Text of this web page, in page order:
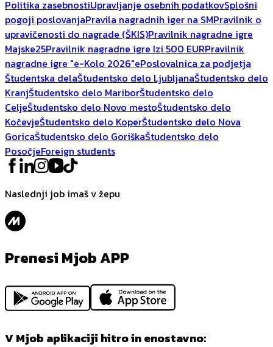
Politika zasebnostiUpravljanje osebnih podatkovSplošni
pogoji poslovanjaPravila nagradnih iger na SMPravilnik o
upravičenosti do nagrade (ŠKIS)Pravilnik nagradne igre
Majske25Pravilnik nagradne igre Izi 500 EURPravilnik
nagradne igre "e-Kolo 2026"ePoslovalnica za podjetja
Študentska delaŠtudentsko delo LjubljanaŠtudentsko delo
KranjŠtudentsko delo MariborŠtudentsko delo
CeljeŠtudentsko delo Novo mestoŠtudentsko delo
KočevjeŠtudentsko delo KoperŠtudentsko delo Nova
GoricaŠtudentsko delo GoriškaŠtudentsko delo
PosočjeForeign students
Naslednji job imaš v žepu
Prenesi Mjob APP
V Mjob aplikaciji hitro in enostavno: